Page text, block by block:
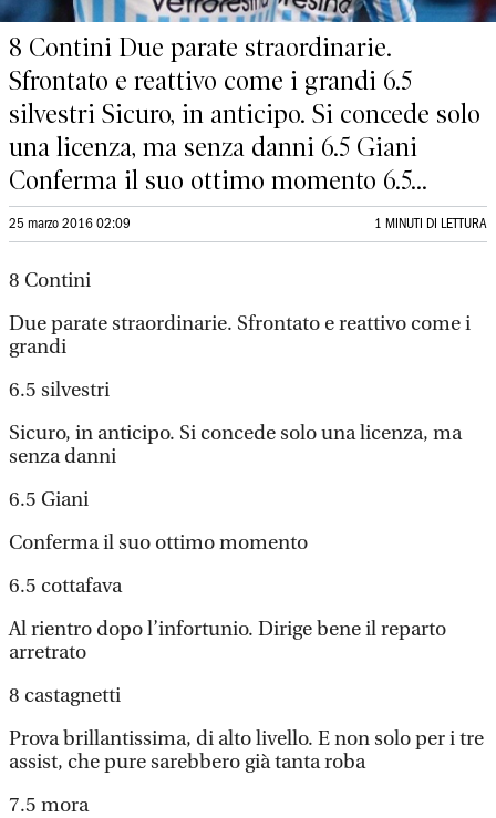
8 Contini Due parate straordinarie.
Sfrontato e reattivo come i grandi 6.5
silvestri Sicuro, in anticipo. Si concede solo
una licenza, ma senza danni 6.5 Giani
Conferma il suo ottimo momento 6.5...
25 marzo 2016 02:09 1 MINUTI DI LETTURA
8 Contini
Due parate straordinarie. Sfrontato e reattivo come i
grandi
6.5 silvestri
Sicuro, in anticipo. Si concede solo una licenza, ma
senza danni
6.5 Giani
Conferma il suo ottimo momento
6.5 cottafava
Al rientro dopo l’infortunio. Dirige bene il reparto
arretrato
8 castagnetti
Prova brillantissima, di alto livello. E non solo per i tre
assist, che pure sarebbero già tanta roba
7.5 mora